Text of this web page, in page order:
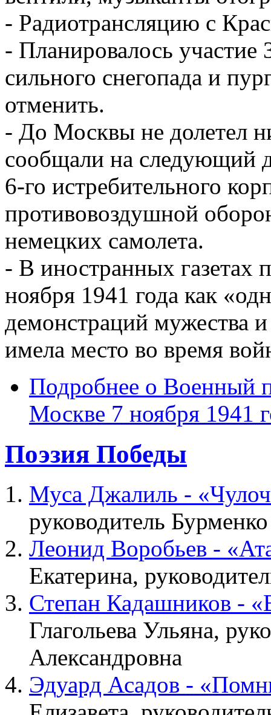
- Радиотрансляцию с
- Планировалось участие
сильного снегопада и
отменить.
- До Москвы не долетел
сообщали на следующий
6-го истребительного
противовоздушной
немецких самолета.
- В иностранных газетах
ноября 1941 года как
демонстраций мужества
имела место во время
Подробнее о Военный
Москве 7 ноября 1941
Поэзия Победы
Муса Джалиль -
руководитель
Леонид Воробьев -
Екатерина,
Степан Кадашников -
Глагольева Ульяна,
Александровна
Эдуард Асадов -